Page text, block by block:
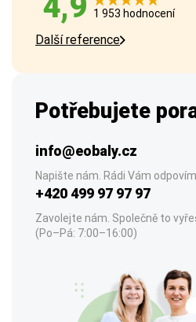
1 953 hodnocení
Další reference
Potřebujete
info@eobaly.cz
Napište nám. Rádi Vám
+420 499 97 97 97
Zavolejte nám. Společně to
(Po–Pá: 7:00–16:00)